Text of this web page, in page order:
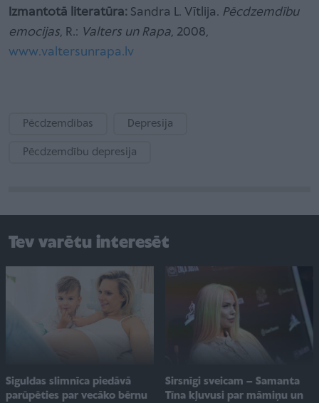
Izmantotā literatūra: Sandra L. Vītlija. Pēcdzemdību
emocijas, R.: Valters un Rapa, 2008,
www.valtersunrapa.lv
Pēcdzemdības Depresija
Pēcdzemdību depresija
Tev varētu interesēt
Siguldas slimnīca piedāvā
parūpēties par vecāko bērnu
Sirsnīgi sveicam – Samanta
Tīna kļuvusi par māmiņu un